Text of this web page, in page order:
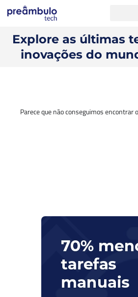
Explore as últimas
inovações do
Parece que não conseguimos encontrar